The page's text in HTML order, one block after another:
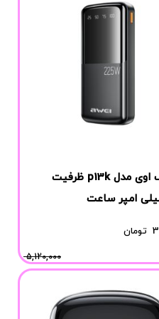
پاوربانک اوی مدل p13k ظرفیت
5,120,000
تومان